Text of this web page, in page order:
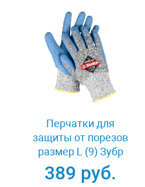
Перчатки для
защиты от порезов
размер L (9) Зубр
11277-L
389 руб.